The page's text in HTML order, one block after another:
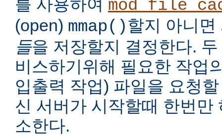
를 사용하여
(open) mmap()할지 아니
들을 저장할지 결정한다.
비스하기위해 필요한 작업
입출력 작업) 파일을 요청
신 서버가 시작할때 한번만
소한다.